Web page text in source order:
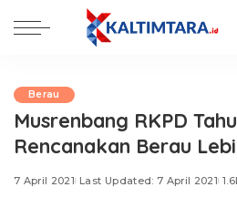
Berau
Musrenbang RKPD
Rencanakan Berau
7 April 2021 Last Updated: 7 April 2021